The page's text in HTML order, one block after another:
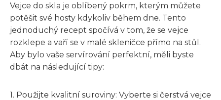
Vejce do skla je oblíbený pokrm, kterým můžete
potěšit své hosty kdykoliv během dne. Tento
jednoduchý recept spočívá v tom, že se vejce
rozklepe a vaří se v malé skleničce přímo na stůl.
Aby bylo vaše servírování perfektní, měli byste
dbát na následující tipy:
1. Použijte kvalitní suroviny: Vyberte si čerstvá vejce